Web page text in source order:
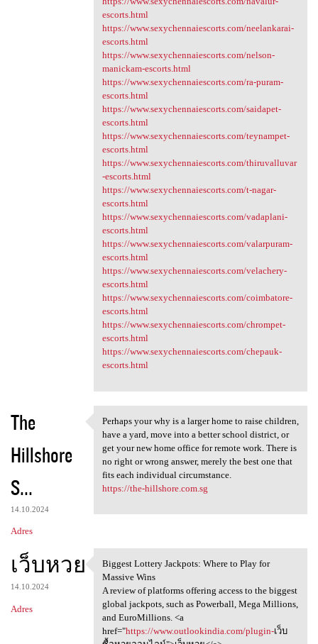
escorts.html
https://www.sexychennaiescorts.com/neelankarai-
escorts.html
https://www.sexychennaiescorts.com/nelson-
manickam-escorts.html
https://www.sexychennaiescorts.com/ra-puram-
escorts.html
https://www.sexychennaiescorts.com/saidapet-
escorts.html
https://www.sexychennaiescorts.com/teynampet-
escorts.html
https://www.sexychennaiescorts.com/thiruvalluvar
-escorts.html
https://www.sexychennaiescorts.com/t-nagar-
escorts.html
https://www.sexychennaiescorts.com/vadaplani-
escorts.html
https://www.sexychennaiescorts.com/valarpuram-
escorts.html
https://www.sexychennaiescorts.com/velachery-
escorts.html
https://www.sexychennaiescorts.com/coimbatore-
escorts.html
https://www.sexychennaiescorts.com/chrompet-
escorts.html
https://www.sexychennaiescorts.com/chepauk-
escorts.html
The
Hillshore
S...
14.10.2024
Adres
Perhaps your why is a larger
Perhaps your why is a larger home to raise children,
have a yard, move into a better school district, or
get your new home office for remote work. There is
no right or wrong answer, merely the best one that
fits each individual circumstance.
https://the-hillshore.com.sg
เว็บหวย
14.10.2024
Adres
Biggest Lottery Jackpots:
Biggest Lottery Jackpots: Where to Play for
Massive Wins
A review of platforms offering access to the biggest
global jackpots, such as Powerball, Mega Millions,
and EuroMillions. <a
href="https://www.outlookindia.com/plugin-เว็บ